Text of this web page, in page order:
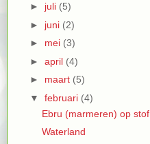
► juli (5)
► juni (2)
► mei (3)
► april (4)
► maart (5)
▼ februari (4)
Ebru (marmeren) op stof
Waterland